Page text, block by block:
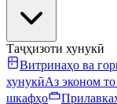
Таҷҳизоти хунукӣ
Витринаҳо ва
хунукӣАз эконом
шкафҳо